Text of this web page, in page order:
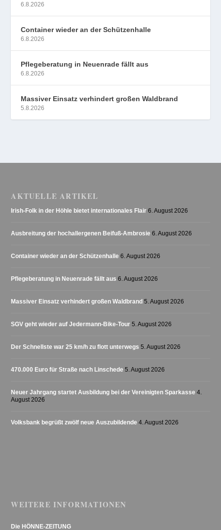
6.8.2026
Container wieder an der Schützenhalle
6.8.2026
Pflegeberatung in Neuenrade fällt aus
6.8.2026
Massiver Einsatz verhindert großen Waldbrand
5.8.2026
AKTUELLE ARTIKEL
Irish-Folk in der Höhle bietet internationales Flair 6. August 2026
Ausbreitung der hochallergenen Beifuß-Ambrosie 6. August 2026
Container wieder an der Schützenhalle 6. August 2026
Pflegeberatung in Neuenrade fällt aus 6. August 2026
Massiver Einsatz verhindert großen Waldbrand 5. August 2026
SGV geht wieder auf Jedermann-Bike-Tour 5. August 2026
Der Schnellste war 25 km/h zu flott unterwegs 5. August 2026
470.000 Euro für Straße nach Linschede 5. August 2026
Neuer Jahrgang startet Ausbildung bei der Vereinigten Sparkasse 4.
August 2026
Volksbank begrüßt zwölf neue Auszubildende 4. August 2026
WEITERE INFORMATIONEN
Die HÖNNE-ZEITUNG